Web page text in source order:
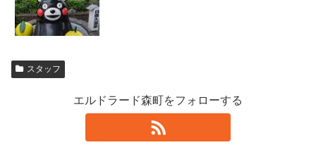
スタッフ
エルドラード森町をフォローする